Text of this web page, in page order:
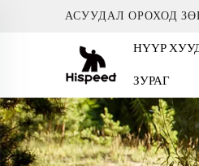
АСУУДАЛ ОРОХОД
НҮҮР
ЗУРАГ